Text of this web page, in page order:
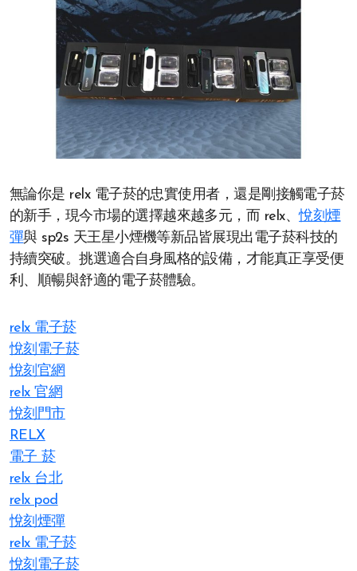
無論你是 relx 電子菸的忠實使用者，還是剛接觸電子菸
的新手，現今市場的選擇越來越多元，而 relx、悅刻煙
彈與 sp2s 天王星小煙機等新品皆展現出電子菸科技的
持續突破。挑選適合自身風格的設備，才能真正享受便
利、順暢與舒適的電子菸體驗。
relx 電子菸
悅刻電子菸
悅刻官網
relx 官網
悅刻門市
RELX
電子 菸
relx 台北
relx pod
悅刻煙彈
relx 電子菸
悅刻電子菸